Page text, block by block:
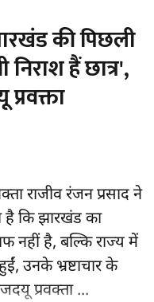
की पिछली
निराश हैं छात्र',
राजीव रंजन प्रसाद ने
है कि झारखंड का
नहीं है, बल्कि राज्य में
उनके भ्रष्टाचार के
प्रवक्ता ...